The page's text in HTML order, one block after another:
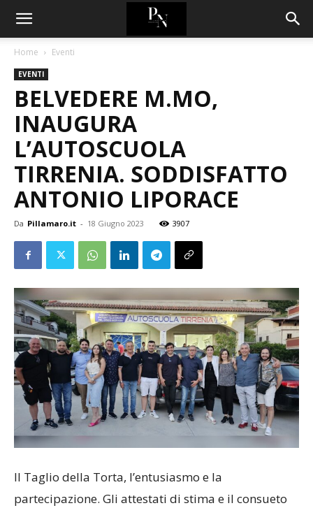
Home Eventi
EVENTI
BELVEDERE M.MO,
INAUGURA
L’AUTOSCUOLA
TIRRENIA. SODDISFATTO
ANTONIO LIPORACE
Da Pillamaro.it - 18 Giugno 2023 3907
Il Taglio della Torta, l’entusiasmo e la
partecipazione. Gli attestati di stima e il consueto